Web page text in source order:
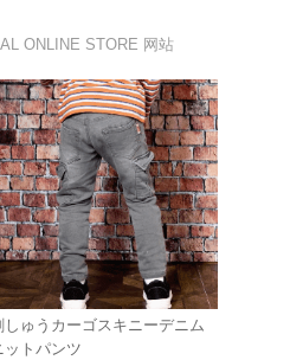
ONLINE STORE 网站
しゅうカーゴスキニーデニム
ットパンツ